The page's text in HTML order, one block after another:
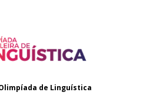
de Linguística